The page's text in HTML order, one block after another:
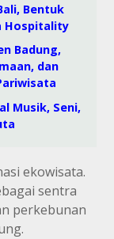
Bentuk
Hospitality
Badung,
dan
Musik, Seni,
ekowisata.
sentra
perkebunan